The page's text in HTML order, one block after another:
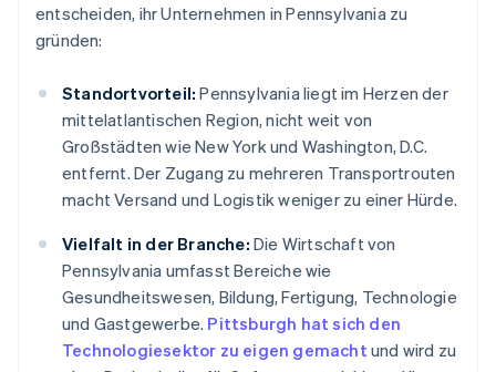
entscheiden, ihr Unternehmen in Pennsylvania zu
gründen:
Standortvorteil: Pennsylvania liegt im Herzen der
mittelatlantischen Region, nicht weit von
Großstädten wie New York und Washington, D.C.
entfernt. Der Zugang zu mehreren Transportrouten
macht Versand und Logistik weniger zu einer Hürde.
Vielfalt in der Branche: Die Wirtschaft von
Pennsylvania umfasst Bereiche wie
Gesundheitswesen, Bildung, Fertigung, Technologie
und Gastgewerbe. Pittsburgh hat sich den
Technologiesektor zu eigen gemacht und wird zu